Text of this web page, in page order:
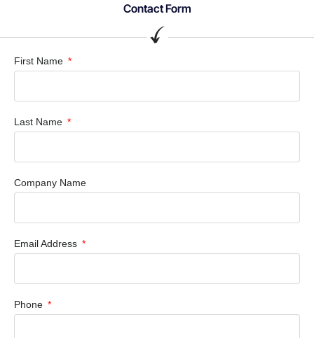
Contact Form
First Name
Last Name
Company Name
Email Address
Phone